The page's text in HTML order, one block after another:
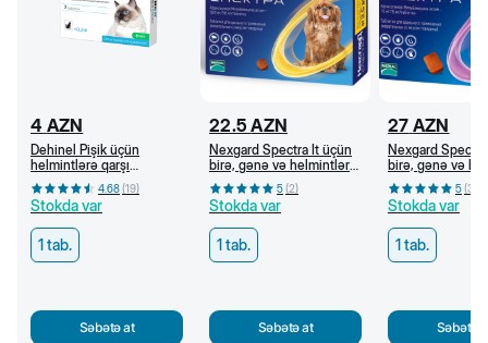
4 AZN
Dehinel Pişik üçün
helmintlərə qarşı
preparat, 1 tab/4 kq
4.68(19)
Stokda var
1 tab.
Səbətə at
22.5 AZN
Nexgard Spectra İt üçün
birə, gənə və helmintlərə
qarşı çeynəmə tabletlər
(3,5-7,5 kq) 5(2)
Stokda var
1 tab.
Səbətə at
27 AZN
Nexgard
birə, gənə və
qarşı çeynəmə
(15-30 kq) 5(3
Stokda var
1 tab.
Səbətə